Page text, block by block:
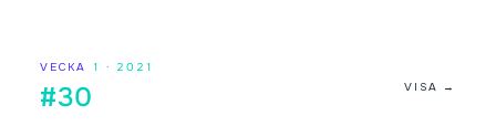
VECKA 1 · 2021
#30 VISA →